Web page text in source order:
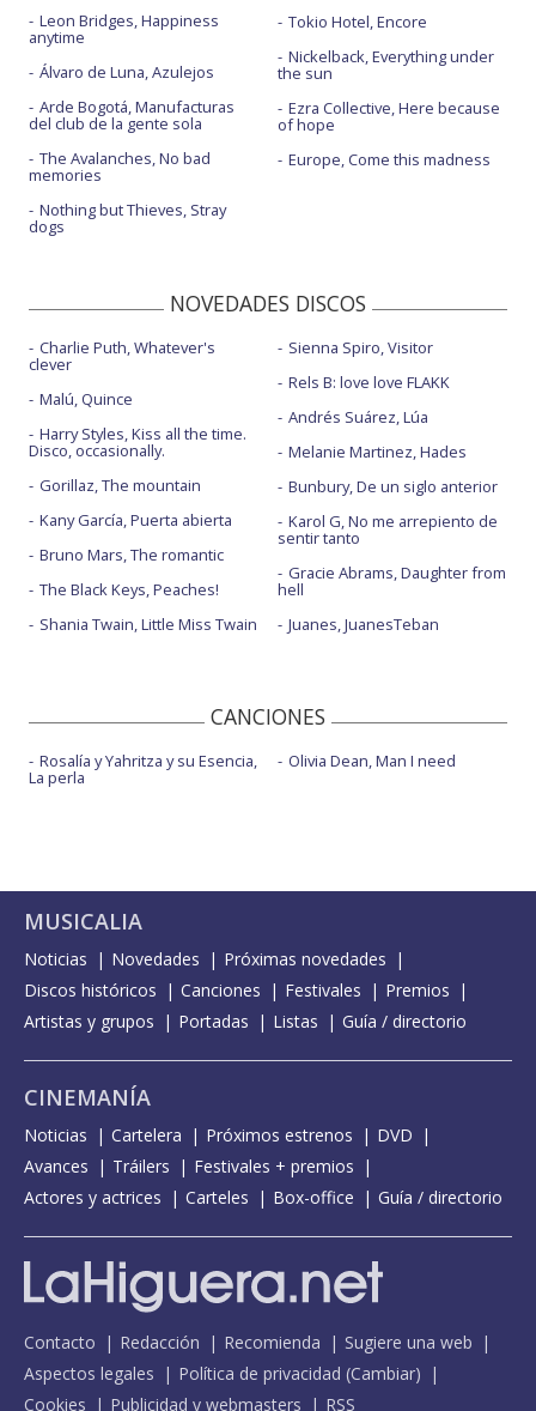
Leon Bridges, Happiness
anytime
Álvaro de Luna, Azulejos
Arde Bogotá, Manufacturas
del club de la gente sola
The Avalanches, No bad
memories
Nothing but Thieves, Stray
dogs
Tokio Hotel, Encore
Nickelback, Everything under
the sun
Ezra Collective, Here because
of hope
Europe, Come this madness
NOVEDADES DISCOS
Charlie Puth, Whatever's
clever
Malú, Quince
Harry Styles, Kiss all the time.
Disco, occasionally.
Gorillaz, The mountain
Kany García, Puerta abierta
Bruno Mars, The romantic
The Black Keys, Peaches!
Shania Twain, Little Miss Twain
Sienna Spiro, Visitor
Rels B: love love FLAKK
Andrés Suárez, Lúa
Melanie Martinez, Hades
Bunbury, De un siglo anterior
Karol G, No me arrepiento de
sentir tanto
Gracie Abrams, Daughter from
hell
Juanes, JuanesTeban
CANCIONES
Rosalía y Yahritza y su Esencia,
La perla
Olivia Dean, Man I need
MUSICALIA
Noticias Novedades
Próximas novedades
Discos históricos
Canciones Festivales
Premios
Artistas y grupos
Portadas Listas Guía / directorio
CINEMANÍA
Noticias Cartelera Próximos estrenos
DVD
Avances
Tráilers
Festivales + premios
Actores y actrices
Carteles Box-office Guía / directorio
Contacto Redacción Recomienda
Sugiere una web
Aspectos legales
Política de privacidad (Cambiar)
Cookies
Publicidad y webmasters RSS